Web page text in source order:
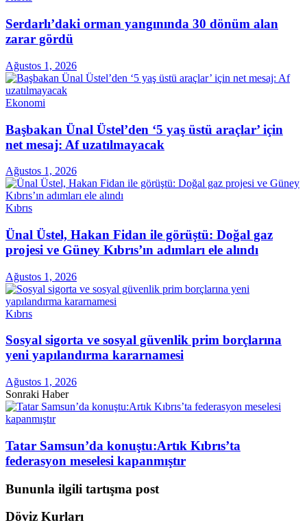
Serdarlı’daki orman yangınında 30 dönüm alan
zarar gördü
Ağustos 1, 2026
Ekonomi
Başbakan Ünal Üstel’den ‘5 yaş üstü araçlar’ için
net mesaj: Af uzatılmayacak
Ağustos 1, 2026
Kıbrıs
Ünal Üstel, Hakan Fidan ile görüştü: Doğal gaz
projesi ve Güney Kıbrıs’ın adımları ele alındı
Ağustos 1, 2026
Kıbrıs
Sosyal sigorta ve sosyal güvenlik prim borçlarına
yeni yapılandırma kararnamesi
Ağustos 1, 2026
Sonraki Haber
Tatar Samsun’da konuştu:Artık Kıbrıs’ta
federasyon meselesi kapanmıştır
Bununla ilgili tartışma post
Döviz Kurları